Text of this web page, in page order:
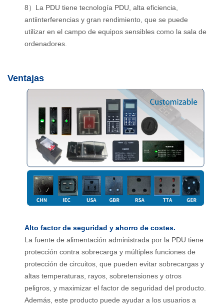
8）La PDU tiene tecnología PDU, alta eficiencia,
antiinterferencias y gran rendimiento, que se puede
utilizar en el campo de equipos sensibles como la sala de
ordenadores.
Ventajas
Alto factor de seguridad y ahorro de costes.
La fuente de alimentación administrada por la PDU tiene
protección contra sobrecarga y múltiples funciones de
protección de circuitos, que pueden evitar sobrecargas y
altas temperaturas, rayos, sobretensiones y otros
peligros, y maximizar el factor de seguridad del producto.
Además, este producto puede ayudar a los usuarios a